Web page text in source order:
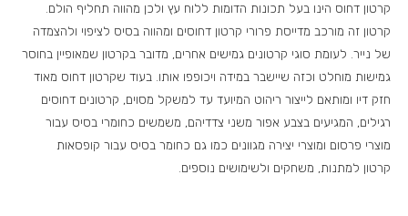
קרטון דחוס הינו בעל תכונות הדומות ללוח עץ ולכן מהווה תחליף הולם.
קרטון זה מורכב מדייסת פרורי קרטון דחוסים ומהווה בסיס לציפוי ולהצמדה
של נייר. לעומת סוגי קרטונים גמישים אחרים, מדובר בקרטון שמאופיין בחוסר
גמישות מוחלט וכזה שיישבר במידה ויכופפו אותו. בעוד שקרטון דחוס מאוד
חזק דיו ומותאם לייצור ריהוט המיועד עד למשקל מסוים, קרטונים דחוסים
רגילים, המגיעים בצבע אפור משני צדדיהם, משמשים כחומרי בסיס עבור
מוצרי פרסום ומוצרי יצירה מגוונים כמו גם כחומר בסיס עבור קופסאות
קרטון למתנות, משחקים ולשימושים נוספים.